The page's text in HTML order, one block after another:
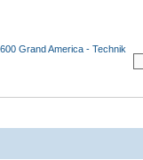
Grand America - Technik